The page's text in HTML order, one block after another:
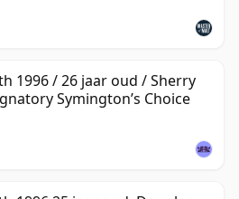
1996 / 26 jaar oud / Sherry
Symington’s Choice